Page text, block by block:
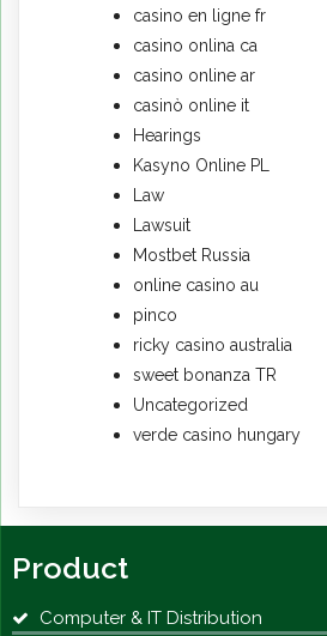
casino en ligne fr
casino onlina ca
casino online ar
casinò online it
Hearings
Kasyno Online PL
Law
Lawsuit
Mostbet Russia
online casino au
pinco
ricky casino australia
sweet bonanza TR
Uncategorized
verde casino hungary
Product
Computer & IT Distribution